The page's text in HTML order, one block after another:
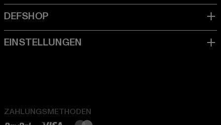
ZAHLUNGSMETHODEN